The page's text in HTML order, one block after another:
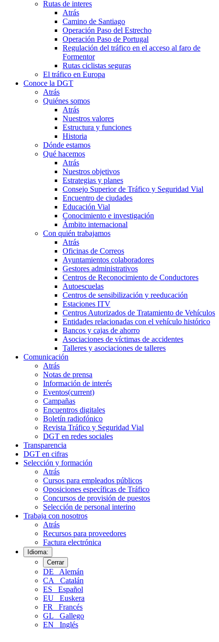
Rutas de interes
Atrás
Camino de Santiago
Operación Paso del Estrecho
Operación Paso de Portugal
Regulación del tráfico en el acceso al faro de
Formentor
Rutas ciclistas seguras
El tráfico en Europa
Conoce la DGT
Atrás
Quiénes somos
Atrás
Nuestros valores
Estructura y funciones
Historia
Dónde estamos
Qué hacemos
Atrás
Nuestros objetivos
Estrategias y planes
Consejo Superior de Tráfico y Seguridad Vial
Encuentro de ciudades
Educación Vial
Conocimiento e investigación
Ámbito internacional
Con quién trabajamos
Atrás
Oficinas de Correos
Ayuntamientos colaboradores
Gestores administrativos
Centros de Reconocimiento de Conductores
Autoescuelas
Centros de sensibilización y reeducación
Estaciones ITV
Centros Autorizados de Tratamiento de Vehículos
Entidades relacionadas con el vehículo histórico
Bancos y cajas de ahorro
Asociaciones de víctimas de accidentes
Talleres y asociaciones de talleres
Comunicación
Atrás
Notas de prensa
Información de interés
Eventos(current)
Campañas
Encuentros digitales
Boletín radiofónico
Revista Tráfico y Seguridad Vial
DGT en redes sociales
Transparencia
DGT en cifras
Selección y formación
Atrás
Cursos para empleados públicos
Oposiciones específicas de Tráfico
Concursos de provisión de puestos
Selección de personal interino
Trabaja con nosotros
Atrás
Recursos para proveedores
Factura electrónica
Idioma:
Cerrar
DE
Alemán
CA
Catalán
ES
Español
EU
Euskera
FR
Francés
GL
Gallego
EN
Inglés